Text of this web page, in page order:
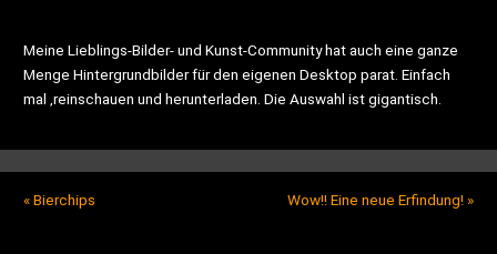
Meine Lieblings-Bilder- und Kunst-Community hat auch eine ganze
Menge Hintergrundbilder für den eigenen Desktop parat. Einfach
mal ‚reinschauen und herunterladen. Die Auswahl ist gigantisch.
«Bierchips Wow!! Eine neue Erfindung! »